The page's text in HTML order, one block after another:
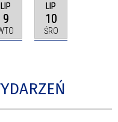
LIP
9
LIP
10
ŚRO